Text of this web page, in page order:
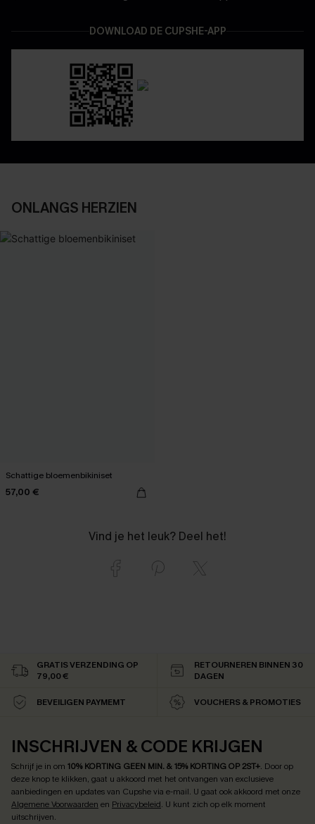
DOWNLOAD DE CUPSHE-APP
ONLANGS HERZIEN
Schattige bloemenbikiniset
57,00 €
Vind je het leuk? Deel het!
GRATIS VERZENDING OP
79,00 €
RETOURNEREN BINNEN 30
DAGEN
BEVEILIGEN PAYMEMT VOUCHERS & PROMOTIES
INSCHRIJVEN & CODE KRIJGEN
Schrijf je in om 10% KORTING GEEN MIN. & 15% KORTING OP 2ST+. Door op
deze knop te klikken, gaat u akkoord met het ontvangen van exclusieve
aanbiedingen en updates van Cupshe via e-mail. U gaat ook akkoord met onze
Algemene Voorwaarden en Privacybeleid. U kunt zich op elk moment
uitschrijven.